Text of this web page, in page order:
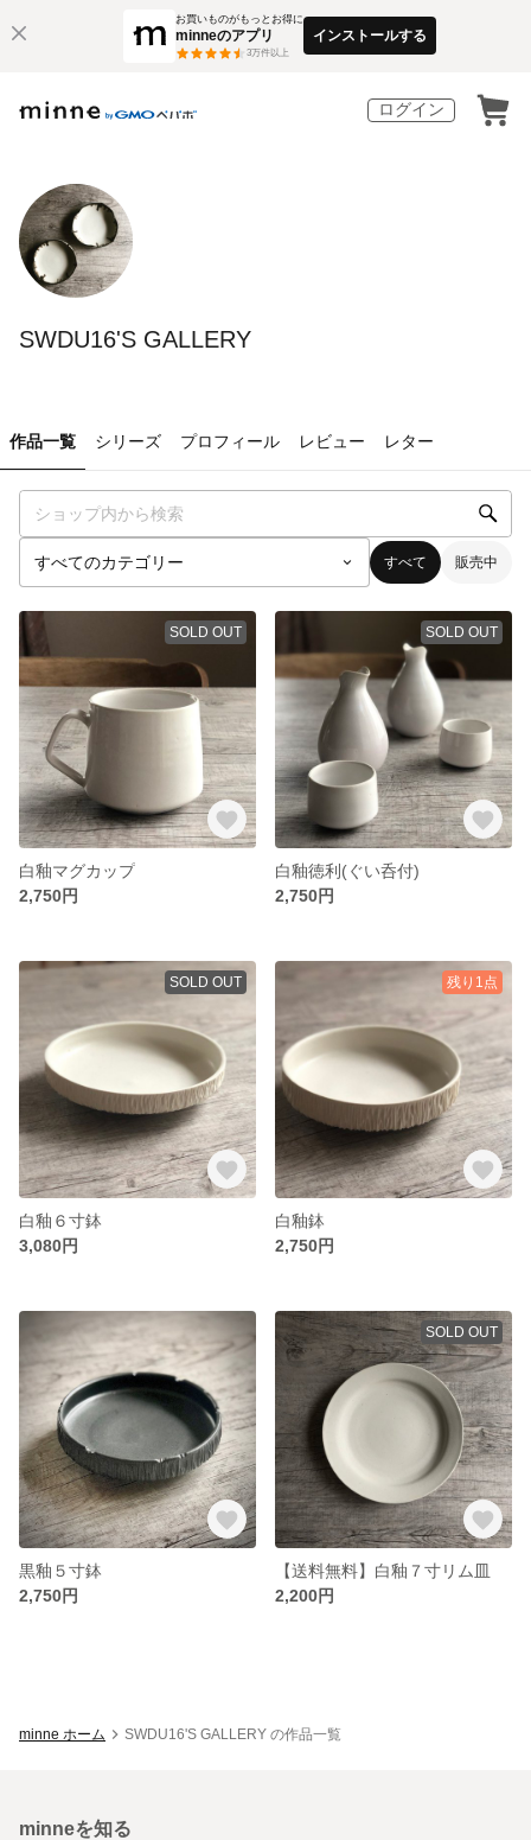
お買いものがもっとお得に
minneのアプリ
3万件以上
インストールする
ログイン
SWDU16'S GALLERY
作品一覧 シリーズ プロフィール レビュー レター
すべて 販売中
SOLD OUT
白釉マグカップ
2,750円
SOLD OUT
白釉徳利(ぐい呑付)
2,750円
SOLD OUT
白釉６寸鉢
3,080円
残り1点
白釉鉢
2,750円
黒釉５寸鉢
2,750円
SOLD OUT
【送料無料】白釉７寸リム皿
2,200円
minne ホーム SWDU16'S GALLERY の作品一覧
minneを知る